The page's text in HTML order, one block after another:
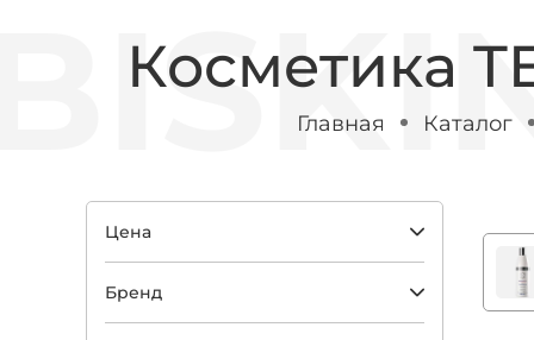
Косметика
Главная Каталог
Цена
Бренд